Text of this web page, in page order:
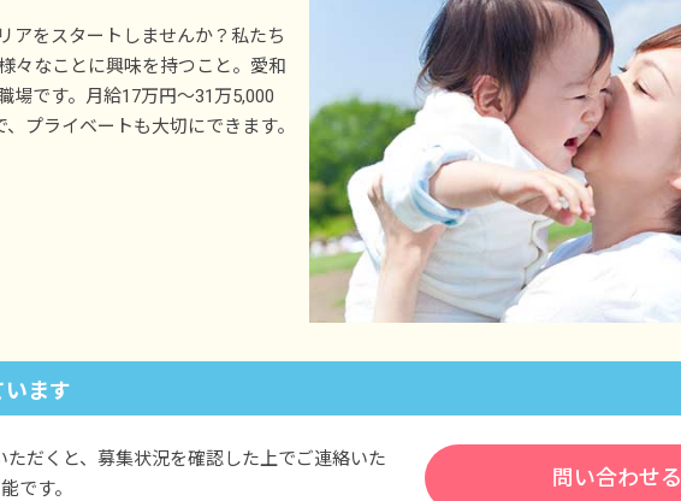
交通費 マップ上の最短距離（15円／km）×平均稼働日数で支給（上限14,000円／月）
1回（4月）2,000円～30,000円／月※昨年度実績
2回（7月／12月）計2カ月～2.5カ月分※昨年度実績。
ル年収例＞
看護休暇
アをスタートしませんか？私たち
々なことに興味を持つこと。愛和
場です。月給17万円～31万5,000
プライベートも大切にできます。
ます
ただくと、募集状況を確認した上でご連絡いた
です。
問い合わせる